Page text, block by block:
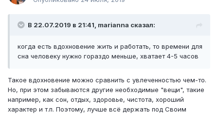
В 22.07.2019 в 21:41, marianna сказал:
когда есть вдохновение жить и работать, то времени для
сна человеку нужно гораздо меньше, хватает 4-5 часов
Такое вдохновение можно сравнить с увлеченностью чем-то.
Но, при этом забываются другие необходимые "вещи", такие
например, как сон, отдых, здоровье, чистота, хороший
характер и т.п. Поэтому, лучше всё держать под Своим